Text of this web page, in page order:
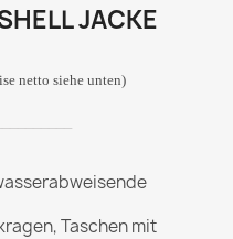
JACKE
netto siehe unten)
Taschen mit